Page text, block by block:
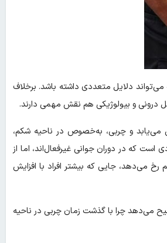
دلایل متعددی داشته باشد. برخلاف
درونی و بیولوژیکی هم نقش مهمی دارند.
و چربی، به‌خصوص در ناحیه شکم،
که در دوران جوانی غیرفعال‌اند، اما از
می‌دهد، جایی که بیشتر افراد با افزایش
می‌دهد چرا با گذشت زمان چربی در ناحیه